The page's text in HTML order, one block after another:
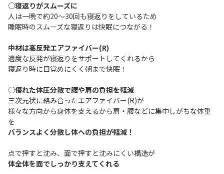
○寝返りがスムーズに
人は一晩で約20～30回も寝返りをしているため
睡眠時のスムーズな寝返りは快眠につながる！
中材は高反発エアファイバー(R)
適度な反発が寝返りをサポートしてくれるから
寝返り時に目覚めにくく朝まで快眠！
○優れた体圧分散で腰や肩の負担を軽減
三次元状に絡み合ったエアファイバー(R)が
様々な方向から身体を支えるから肩・腰などに集中しがちな体重
を
バランスよく分散し体への負担が軽減！
点で押すと沈み、面で押すと沈みにくい構造が
体全体を面でしっかり支えてくれる